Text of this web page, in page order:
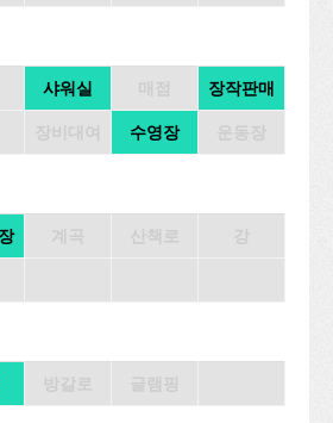
샤워실 장작판매
수영장